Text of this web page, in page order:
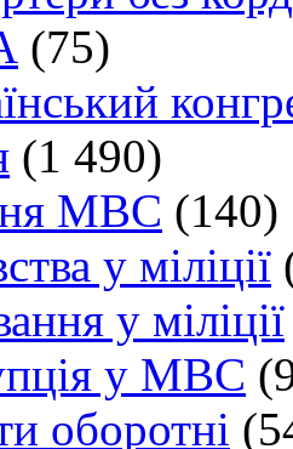
(75)
(1 490)
МВС (140)
у міліції
у міліції
у МВС
оборотні